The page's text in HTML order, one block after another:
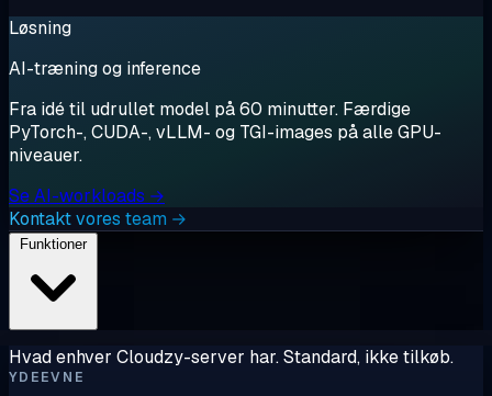
Løsning
AI-træning og inference
Fra idé til udrullet model på 60 minutter. Færdige
PyTorch-, CUDA-, vLLM- og TGI-images på alle GPU-
niveauer.
Se AI-workloads →
Kontakt vores team →
Funktioner
Hvad enhver Cloudzy-server har. Standard, ikke tilkøb.
YDEEVNE